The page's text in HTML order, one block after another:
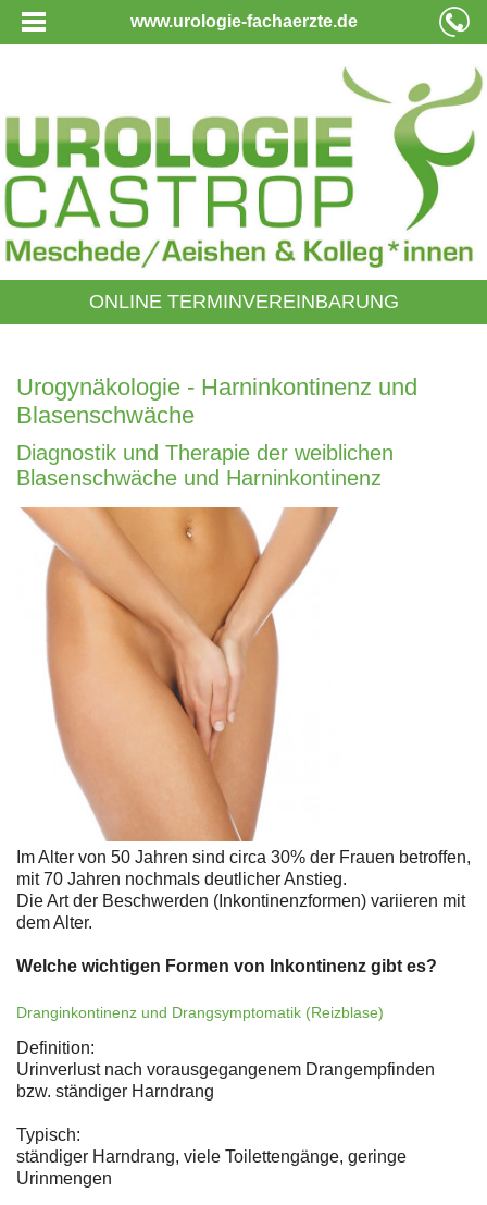
www.urologie-fachaerzte.de
ONLINE TERMINVEREINBARUNG
Urogynäkologie - Harninkontinenz und
Blasenschwäche
Diagnostik und Therapie der weiblichen
Blasenschwäche und Harninkontinenz
Im Alter von 50 Jahren sind circa 30% der Frauen betroffen,
mit 70 Jahren nochmals deutlicher Anstieg.
Die Art der Beschwerden (Inkontinenzformen) variieren mit
dem Alter.
Welche wichtigen Formen von Inkontinenz gibt es?
Dranginkontinenz und Drangsymptomatik (Reizblase)
Definition:
Urinverlust nach vorausgegangenem Drangempfinden
bzw. ständiger Harndrang
Typisch:
ständiger Harndrang, viele Toilettengänge, geringe
Urinmengen